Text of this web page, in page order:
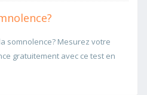
somnolence? Mesurez votre
gratuitement avec ce test en